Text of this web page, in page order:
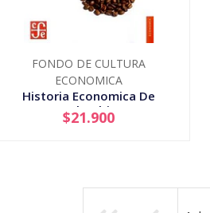
FONDO DE CULTURA
ECONOMICA
Historia Economica De
Colombia
+
$21.900